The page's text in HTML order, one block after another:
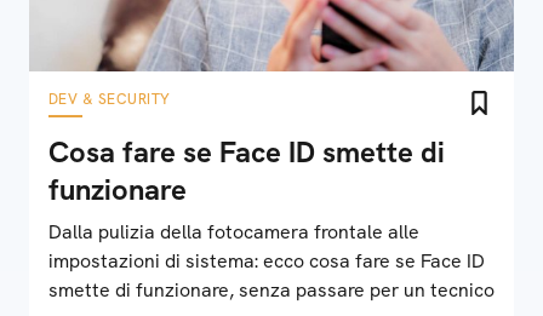
DEV & SECURITY
Cosa fare se Face ID smette di
funzionare
Dalla pulizia della fotocamera frontale alle
impostazioni di sistema: ecco cosa fare se Face ID
smette di funzionare, senza passare per un tecnico